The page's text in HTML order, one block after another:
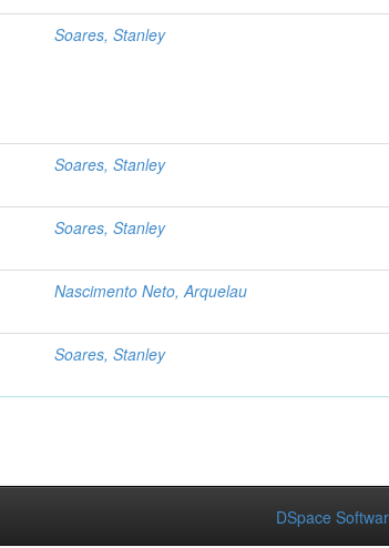
Soares, Stanley
Soares, Stanley
Soares, Stanley
Nascimento Neto, Arquelau
Soares, Stanley
DSpace